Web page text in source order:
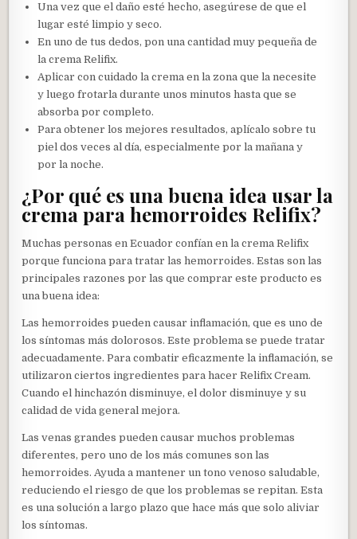
Una vez que el daño esté hecho, asegúrese de que el
lugar esté limpio y seco.
En uno de tus dedos, pon una cantidad muy pequeña de
la crema Relifix.
Aplicar con cuidado la crema en la zona que la necesite
y luego frotarla durante unos minutos hasta que se
absorba por completo.
Para obtener los mejores resultados, aplícalo sobre tu
piel dos veces al día, especialmente por la mañana y
por la noche.
¿Por qué es una buena idea usar la
crema para hemorroides Relifix?
Muchas personas en Ecuador confían en la crema Relifix
porque funciona para tratar las hemorroides. Estas son las
principales razones por las que comprar este producto es
una buena idea:
Las hemorroides pueden causar inflamación, que es uno de
los síntomas más dolorosos. Este problema se puede tratar
adecuadamente. Para combatir eficazmente la inflamación, se
utilizaron ciertos ingredientes para hacer Relifix Cream.
Cuando el hinchazón disminuye, el dolor disminuye y su
calidad de vida general mejora.
Las venas grandes pueden causar muchos problemas
diferentes, pero uno de los más comunes son las
hemorroides. Ayuda a mantener un tono venoso saludable,
reduciendo el riesgo de que los problemas se repitan. Esta
es una solución a largo plazo que hace más que solo aliviar
los síntomas.